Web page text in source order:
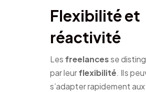
Flexibilité et
réactivité
Les freelancesse
par leurflexibilité. Ils
s’adapter rapidement aux